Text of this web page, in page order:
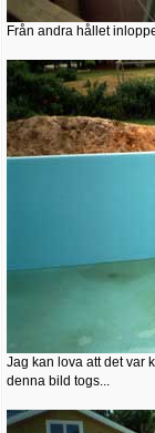
Från andra hållet
Jag kan lova att det var
denna bild togs...